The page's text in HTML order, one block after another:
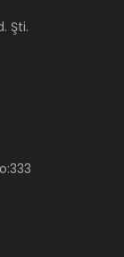
Şti.